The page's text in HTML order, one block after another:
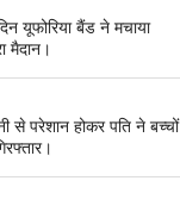
यूफोरिया बैंड ने मचाया
मैदान।
से परेशान होकर पति ने बच्चों